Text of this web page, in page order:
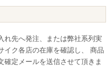
れ先へ発注、または弊社系列実
イク各店の在庫を確認し、 商品
確定メールを送信させて頂きま